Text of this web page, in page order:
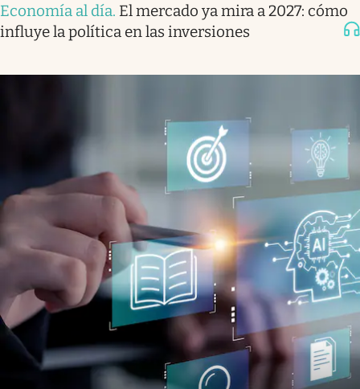
Economía al día. El mercado ya mira a 2027: cómo
influye la política en las inversiones